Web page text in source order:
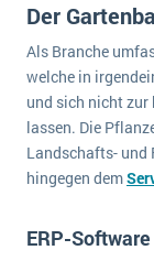
Der
Als Branche
welche in
und sich nicht zur
lassen. Die
Landschafts- und
hingegen dem
ERP-